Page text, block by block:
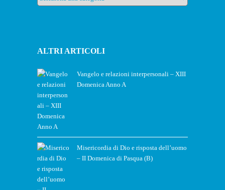
ALTRI ARTICOLI
Vangelo e relazioni interpersonali – XIII
Domenica Anno A
Misericordia di Dio e risposta dell’uomo
– II Domenica di Pasqua (B)